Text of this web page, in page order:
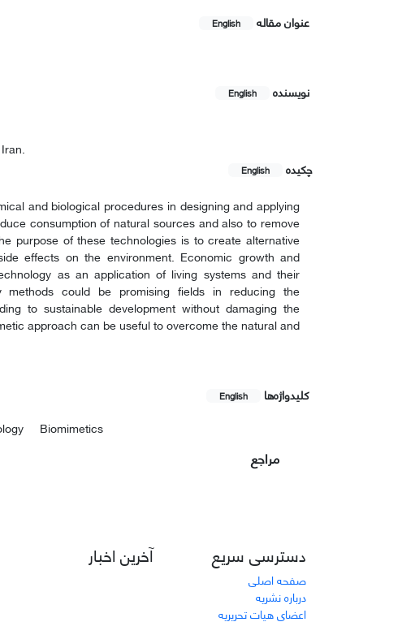
عنوان مقاله English
نویسنده English
چکیده
English
and biological procedures in designing and applying
consumption of natural sources and also to remove
purpose of these technologies is to create alternative
effects on the environment. Economic growth and
as an application of living systems and their
could be promising fields in reducing the
to sustainable development without damaging the
approach can be useful to overcome the natural and
کلیدواژه‌ها English
Biomimetics
مراجع
دسترسی سریع
صفحه اصلی
درباره نشریه
اعضای هیات تحریریه
آخرین اخبار